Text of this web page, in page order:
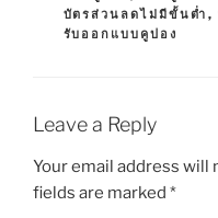
E
G
E
A
G
บัตรส่วนลดไม่มีขั้นต่ำ ,
รับออกแบบคูปอง
Leave a Reply
Your email address will
fields are marked *